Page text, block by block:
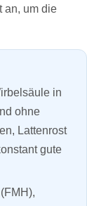
an, um die
in
ohne
Lattenrost
gute